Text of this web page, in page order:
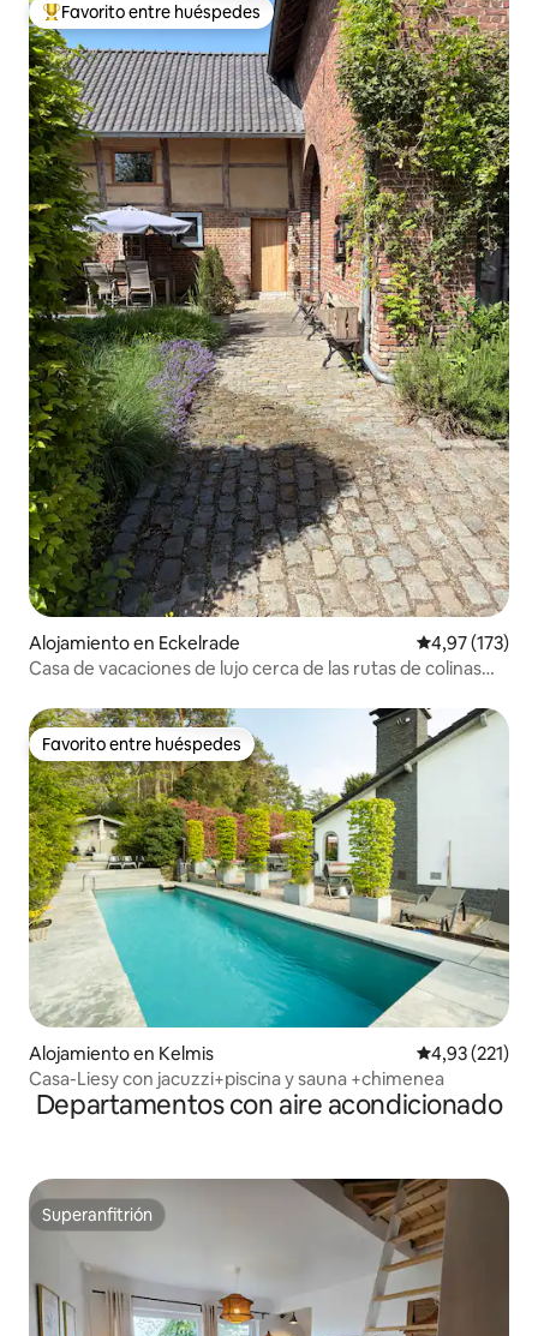
Favorito entre los huéspedes más destacados
Favorito entre huéspedes
Alojamiento en Eckelrade Calificación
4,97 (173)
Casa de vacaciones de lujo cerca de las rutas de colinas
Favorito entre huéspedes
Favorito entre huéspedes
Alojamiento en Kelmis Calificación
4,93 (221)
Casa-Liesy con jacuzzi+piscina y sauna +chimenea
Departamentos con aire acondicionado
Superanfitrión
Superanfitrión